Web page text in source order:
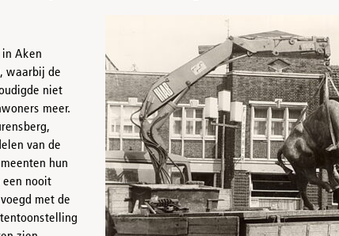
Aken
waarbij de
niet
meer.
van de
hun
een nooit
met de